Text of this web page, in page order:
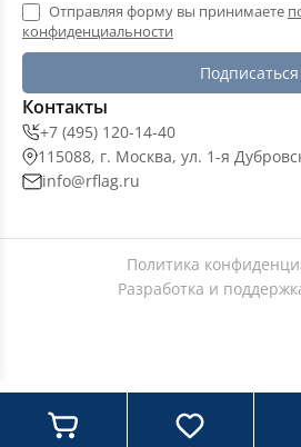
Отправляя форму вы принимаете
конфиденциальности
Подписаться
Контакты
+7 (495) 120-14-40
115088, г. Москва, ул. 1-я
info@rflag.ru
Политика
Разработка и